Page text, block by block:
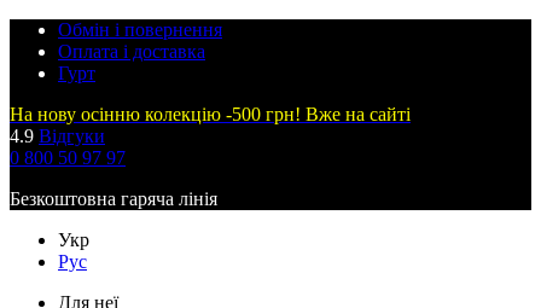
Обмін і повернення
Оплата і доставка
Гурт
На нову осінню колекцію -500 грн! Вже на сайті
4.9 Відгуки
0 800 50 97 97
Безкоштовна гаряча лінія
Укр
Рус
Для неї